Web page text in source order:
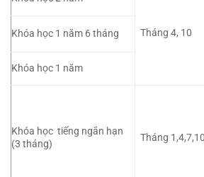
Tháng 4, 10
Khóa học 1 năm 6 tháng
Khóa học 1 năm
Khóa học  tiếng ngắn hạn
(3 tháng)
Tháng 1,4,7,10